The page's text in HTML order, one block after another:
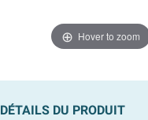
Hover to zoom
DÉTAILS DU PRODUIT